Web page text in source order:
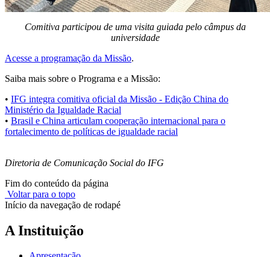
Comitiva participou de uma visita guiada pelo câmpus da
universidade
Acesse a programação da Missão.
Saiba mais sobre o Programa e a Missão:
• IFG integra comitiva oficial da Missão - Edição China do
Ministério da Igualdade Racial
• Brasil e China articulam cooperação internacional para o
fortalecimento de políticas de igualdade racial
Diretoria de Comunicação Social do IFG
Fim do conteúdo da página
Voltar para o topo
Início da navegação de rodapé
A Instituição